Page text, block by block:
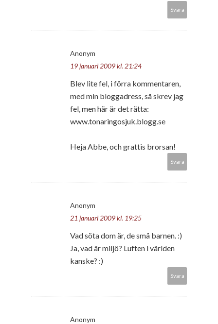
Svara
Anonym
19 januari 2009 kl. 21:24
Blev lite fel, i förra kommentaren,
med min bloggadress, så skrev jag
fel, men här är det rätta:
www.tonaringosjuk.blogg.se
Heja Abbe, och grattis brorsan!
Svara
Anonym
21 januari 2009 kl. 19:25
Vad söta dom är, de små barnen. :)
Ja, vad är miljö? Luften i världen
kanske? :)
Svara
Anonym